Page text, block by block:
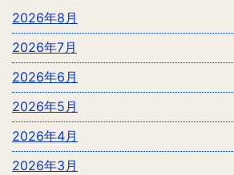
2026年8月
2026年7月
2026年6月
2026年5月
2026年4月
2026年3月